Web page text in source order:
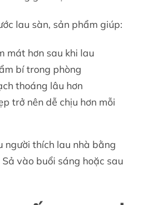
lau sàn, sản phẩm giúp:
mát hơn sau khi lau
bí trong phòng
thoáng lâu hơn
trở nên dễ chịu hơn mỗi
người thích lau nhà bằng
vào buổi sáng hoặc sau